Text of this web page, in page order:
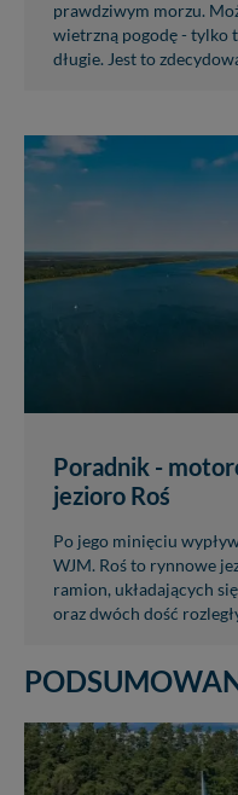
prawdziwym morzu.
wietrzną pogodę - tylko
długie. Jest to
Poradnik -
jezioro Roś
Po jego minięciu
WJM. Roś to rynnowe
ramion, układających
oraz dwóch dość